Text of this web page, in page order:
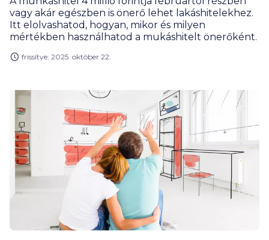
vagy akár egészben is önerő lehet lakáshitelekhez.
Itt elolvashatod, hogyan, mikor és milyen
mértékben használhatod a mukáshitelt önerőként.
frissítve: 2025. október 22.